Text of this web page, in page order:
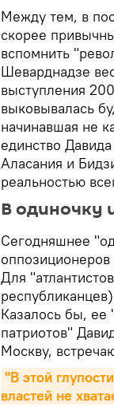
Между тем, в
скорее
вспомнить
Шеварднадзе
выступления
выковывалась
начинавшая не
единство
Аласания и
реальностью
В одиночку
Сегодняшнее
Для
Казалось бы, ее
патриотов"
Москву,
"В этой
властей не